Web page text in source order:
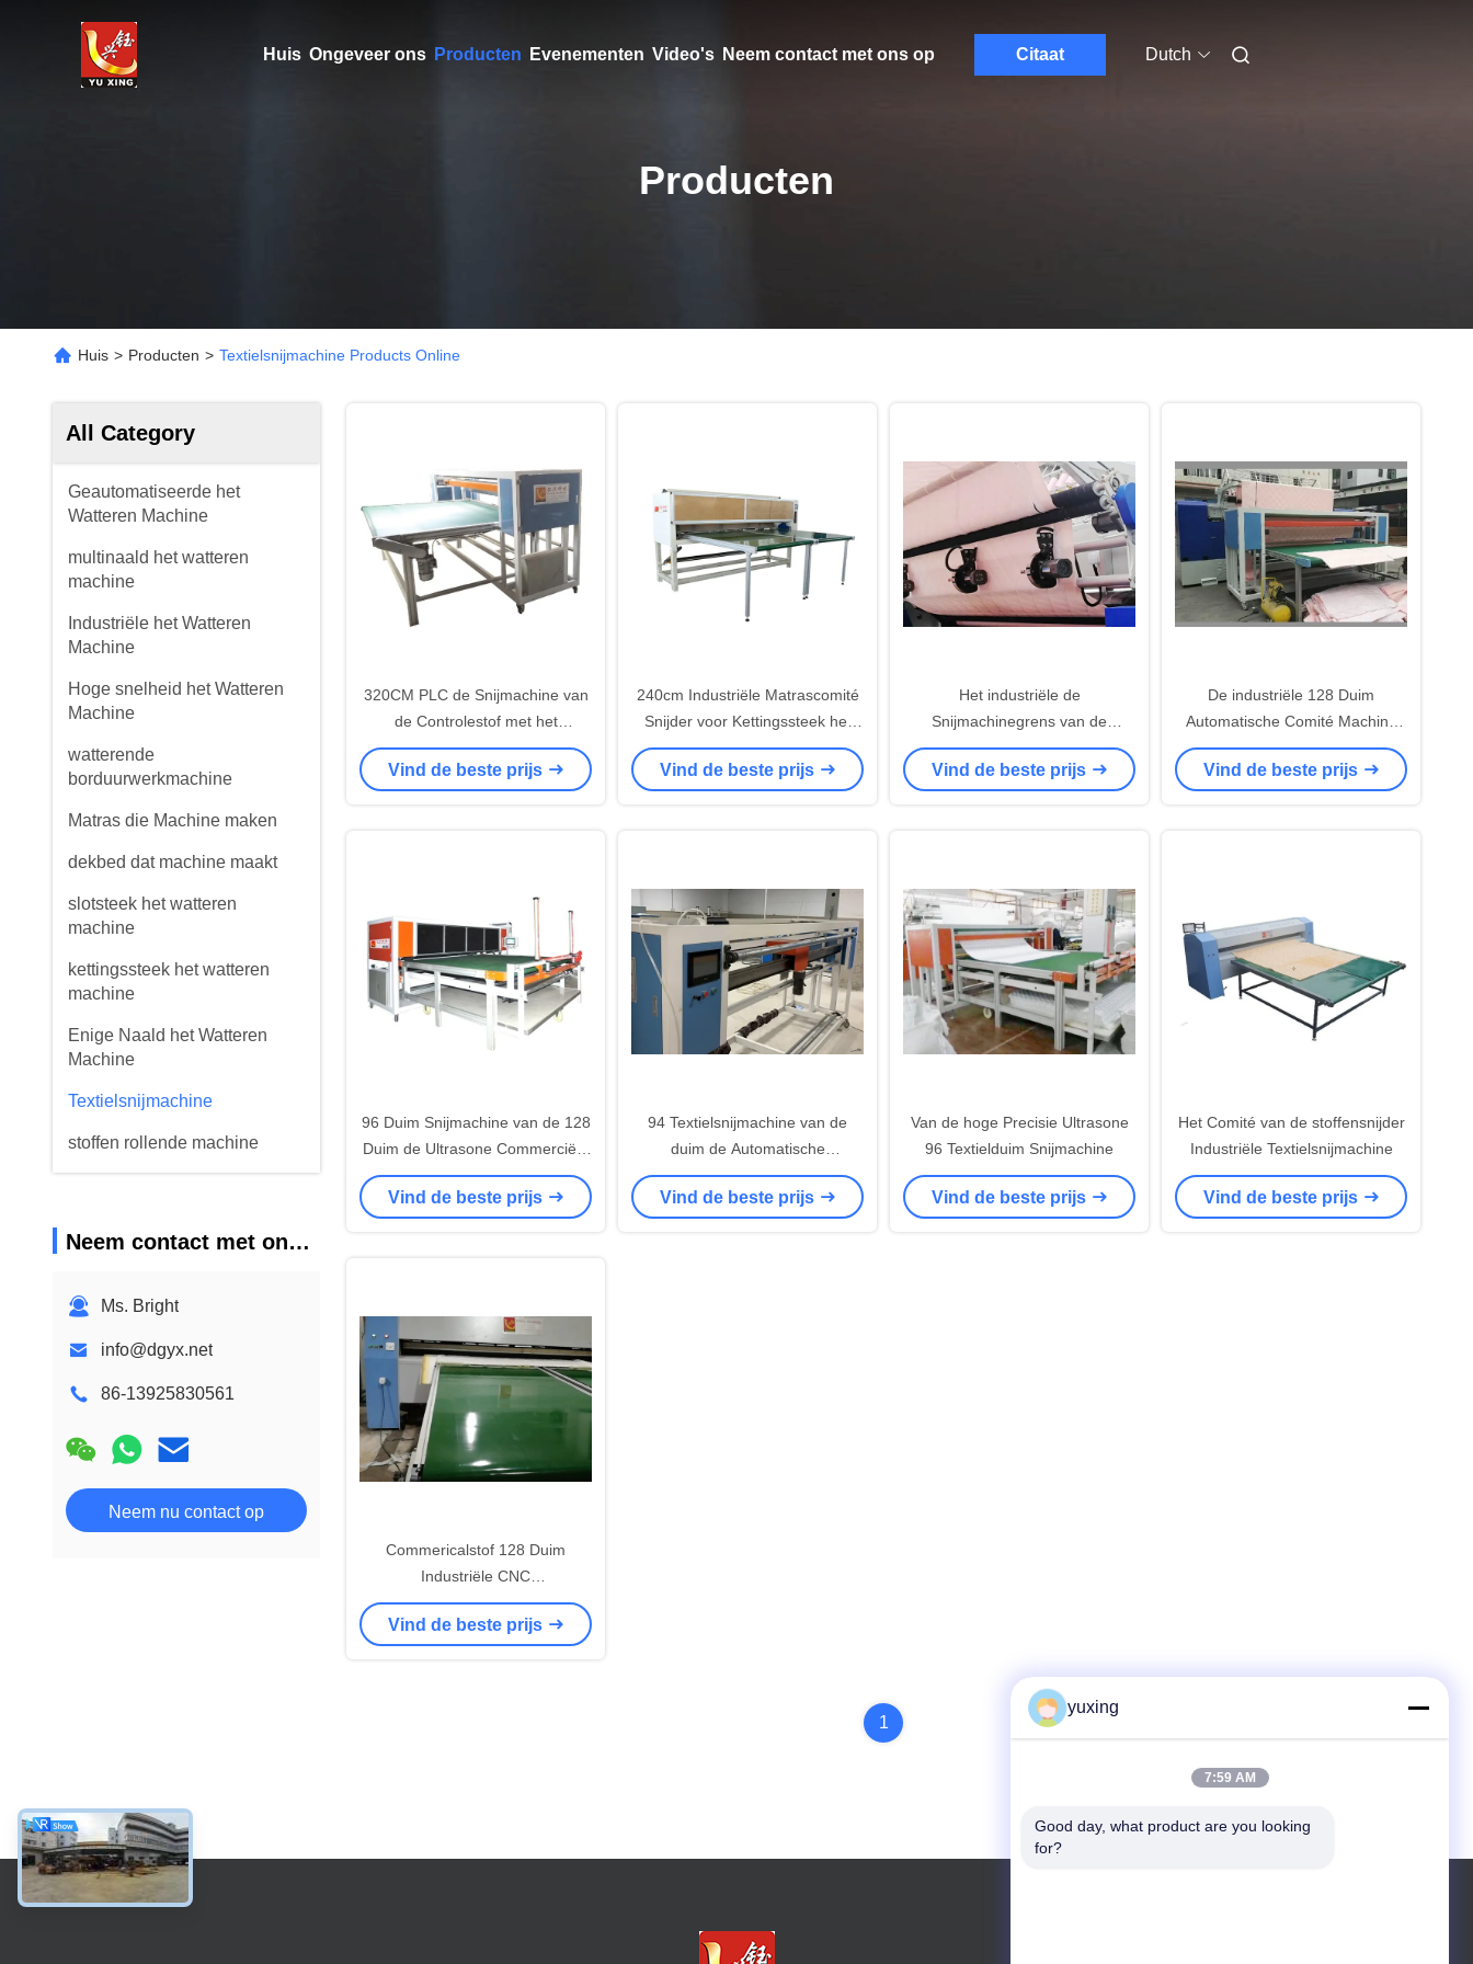
Huis Ongeveer ons Producten Evenementen Video's Neem contact met ons op Citaat Dutch
Producten
Huis > Producten > Textielsnijmachine Products Online
All Category
Geautomatiseerde het
Watteren Machine
multinaald het watteren
machine
Industriële het Watteren
Machine
Hoge snelheid het Watteren
Machine
watterende
borduurwerkmachine
Matras die Machine maken
dekbed dat machine maakt
slotsteek het watteren
machine
kettingssteek het watteren
machine
Enige Naald het Watteren
Machine
Textielsnijmachine
stoffen rollende machine
Neem contact met ons op
Ms. Bright
info@dgyx.net
86-13925830561
Neem nu contact op
320CM PLC de Snijmachine van
de Controlestof met het
Vervoeren van Platform
Vind de beste prijs
240cm Industriële Matrascomité
Snijder voor Kettingssteek het
Watteren Machine
Vind de beste prijs
Het industriële de
Snijmachinegrens van de
Stoffenrand In orde maken
Vind de beste prijs
De industriële 128 Duim
Automatische Comité Machine
van de Snijders Textielsnijder
Vind de beste prijs
96 Duim Snijmachine van de 128
Duim de Ultrasone Commerciële
Textielstof
Vind de beste prijs
94 Textielsnijmachine van de
duim de Automatische
Dwarssnijder
Vind de beste prijs
Van de hoge Precisie Ultrasone
96 Textielduim Snijmachine
Vind de beste prijs
Het Comité van de stoffensnijder
Industriële Textielsnijmachine
Vind de beste prijs
Commericalstof 128 Duim
Industriële CNC
Textielsnijmachine
Vind de beste prijs
1
yuxing
7:59 AM
Good day, what product are you looking
for?